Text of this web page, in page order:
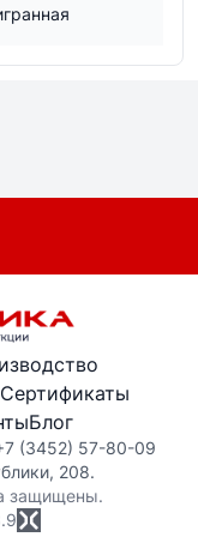
Сертификаты
Блог
(3452) 57-80-09
208.
защищены.